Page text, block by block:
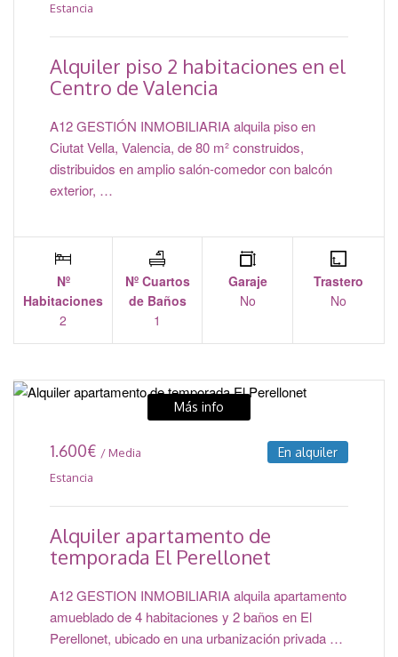
Estancia
Alquiler piso 2 habitaciones en el
Centro de Valencia
A12 GESTIÓN INMOBILIARIA alquila piso en
Ciutat Vella, Valencia, de 80 m² construidos,
distribuidos en amplio salón-comedor con balcón
exterior, …
Nº
Habitaciones
2
Nº Cuartos
de Baños
1
Garaje
No
Trastero
No
Más info
1.600€ / Media
Estancia
En alquiler
Alquiler apartamento de
temporada El Perellonet
A12 GESTION INMOBILIARIA alquila apartamento
amueblado de 4 habitaciones y 2 baños en El
Perellonet, ubicado en una urbanización privada …